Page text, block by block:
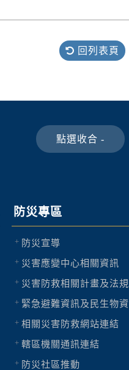
回列表頁
防災專區
防災宣導
災害應變中心相關資訊
災害防救相關計畫及法規
緊急避難資訊及民生物資
相關災害防救網站連結
轄區機關通訊連結
防災社區推動